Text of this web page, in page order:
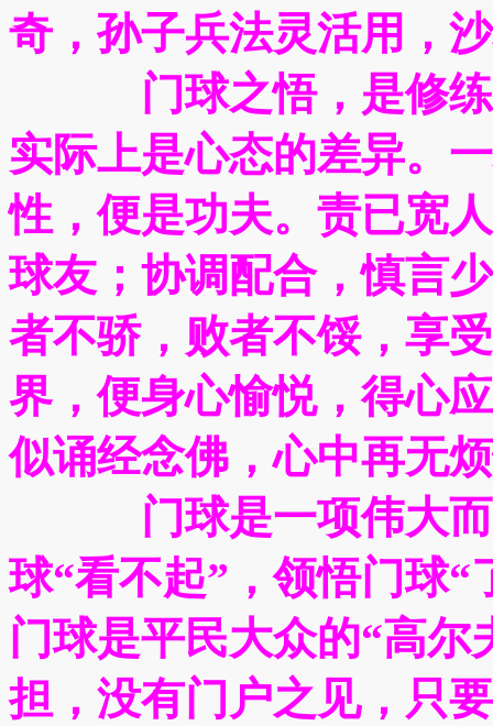
奇，孙子兵法灵活用，
门球之悟，是修练
实际上是心态的差异。
性，便是功夫。责已宽
球友；协调配合，慎言
者不骄，败者不馁，享
界，便身心愉悦，得心
似诵经念佛，心中再无
门球是一项伟大而
球“看不起”，领悟门球“
门球是平民大众的“高
担，没有门户之见，只